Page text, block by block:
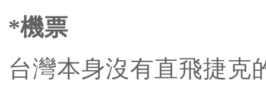
*機票
台灣本身沒有直飛捷克